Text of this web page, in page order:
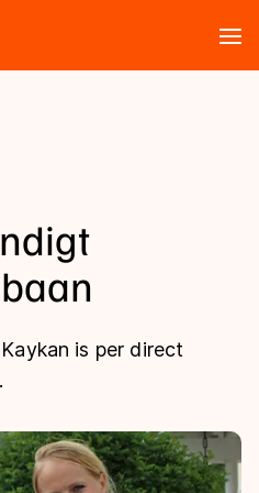
is per direct